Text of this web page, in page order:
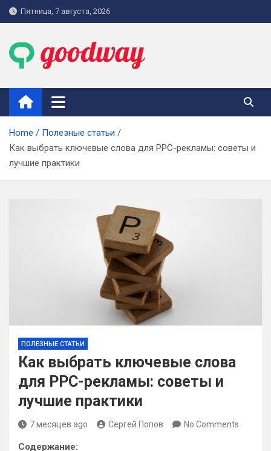
Skip
to
Пятница, 7 августа, 2026
goodway.com.ua
Home
Полезные статьи
Как выбрать ключевые слова для PPC-рекламы: советы и
лучшие практики
ПОЛЕЗНЫЕ СТАТЬИ
Как выбрать ключевые слова
для PPC-рекламы: советы и
лучшие практики
7 месяцев ago Сергей Попов No Comments
Содержание: